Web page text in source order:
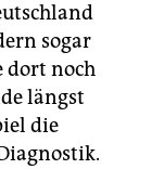
sogar
dort noch
längst
die